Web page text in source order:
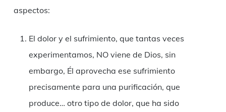
aspectos:
El dolor y el sufrimiento, que tantas veces
experimentamos, NO viene de Dios, sin
embargo, Él aprovecha ese sufrimiento
precisamente para una purificación, que
produce… otro tipo de dolor, que ha sido